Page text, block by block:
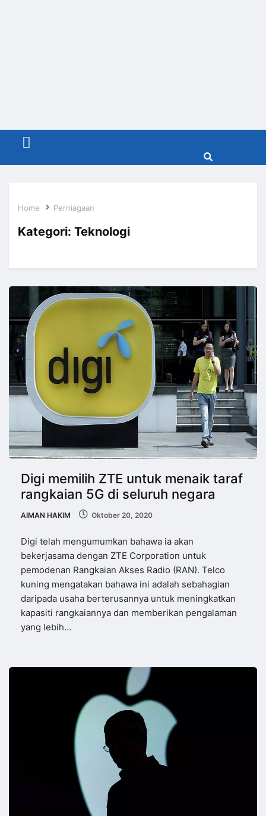
Menu
Home Perniagaan
Kategori: Teknologi
Digi memilih ZTE untuk menaik taraf
rangkaian 5G di seluruh negara
AIMAN HAKIM Oktober 20, 2020
Digi telah mengumumkan bahawa ia akan
bekerjasama dengan ZTE Corporation untuk
pemodenan Rangkaian Akses Radio (RAN). Telco
kuning mengatakan bahawa ini adalah sebahagian
daripada usaha berterusannya untuk meningkatkan
kapasiti rangkaiannya dan memberikan pengalaman
yang lebih…